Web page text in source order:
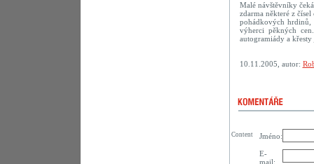
Malé návštěvníky
zdarma některé z
pohádkových hrdinů,
výherci pěkných
autogramiády a
10.11.2005, autor:
Jméno:
E-
mail:
Content